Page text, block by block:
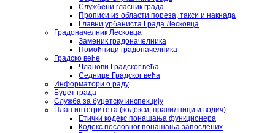
Службени гласник града
Прописи из области пореза, такси и накнада
Главни урбаниста Града Лесковца
Градоначелник Лесковца
Заменик градоначелника
Помоћници градоначелника
Градско веће
Чланови Градског већа
Седнице Градског већа
Информатори о раду
Буџет града
Служба за буџетску инспекцију
План интегритета (кодекси, правилници и водич)
Етички кодекс понашања функционера
Кодекс пословног понашања запослених